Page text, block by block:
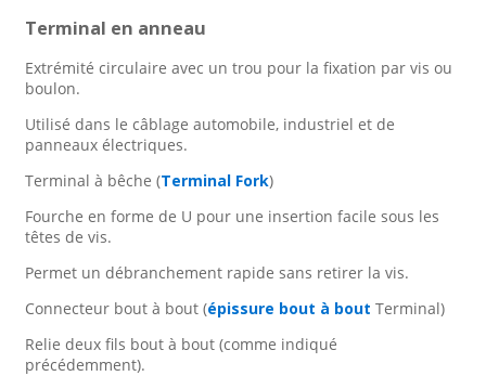
Terminal en anneau
Extrémité circulaire avec un trou pour la fixation par vis ou
boulon.
Utilisé dans le câblage automobile, industriel et de
panneaux électriques.
Terminal à bêche (Terminal Fork)
Fourche en forme de U pour une insertion facile sous les
têtes de vis.
Permet un débranchement rapide sans retirer la vis.
Connecteur bout à bout (épissure bout à bout Terminal)
Relie deux fils bout à bout (comme indiqué
précédemment).